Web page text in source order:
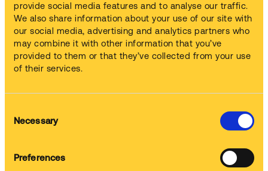
provide social media features and to analyse our traffic.
We also share information about your use of our site with
our social media, advertising and analytics partners who
may combine it with other information that you’ve
provided to them or that they’ve collected from your use
of their services.
Necessary
Preferences
tuky, mazivá, rezné kvapaliny, farbivá, atramenty, hrdzu, živicu
zo sklenených vlákien, mokré a suché nátery a mnoho ďalších
foriem znečistenia.
Môže vás tiež zaujímať